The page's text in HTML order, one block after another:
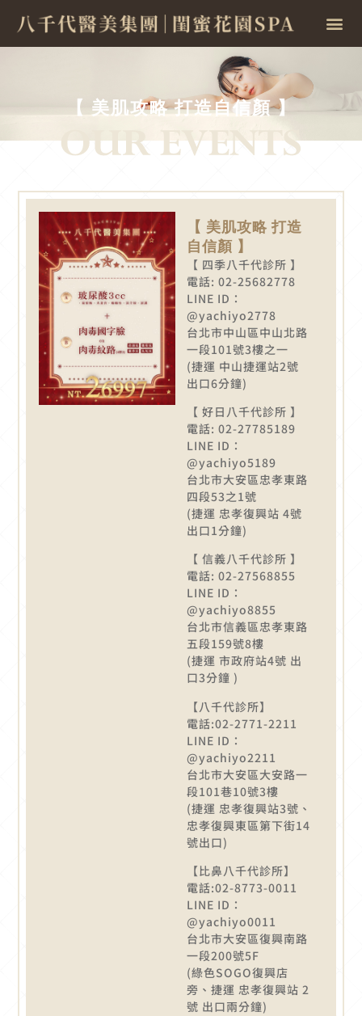
【 美肌攻略 打造自信顏 】
【 美肌攻略 打造
自信顏 】
【 四季八千代診所 】
電話: 02-25682778
LINE ID：
@yachiyo2778
台北市中山區中山北路
一段101號3樓之一
(捷運 中山捷運站2號
出口6分鐘)
【 好日八千代診所 】
電話: 02-27785189
LINE ID：
@yachiyo5189
台北市大安區忠孝東路
四段53之1號
(捷運 忠孝復興站 4號
出口1分鐘)
【 信義八千代診所 】
電話: 02-27568855
LINE ID：
@yachiyo8855
台北市信義區忠孝東路
五段159號8樓
(捷運 市政府站4號 出
口3分鐘 )
【八千代診所】
電話:02-2771-2211
LINE ID：
@yachiyo2211
台北市大安區大安路一
段101巷10號3樓
(捷運 忠孝復興站3號、
忠孝復興東區第下街14
號出口)
【比鼻八千代診所】
電話:02-8773-0011
LINE ID：
@yachiyo0011
台北市大安區復興南路
一段200號5F
(綠色SOGO復興店
旁、捷運 忠孝復興站 2
號 出口兩分鐘)